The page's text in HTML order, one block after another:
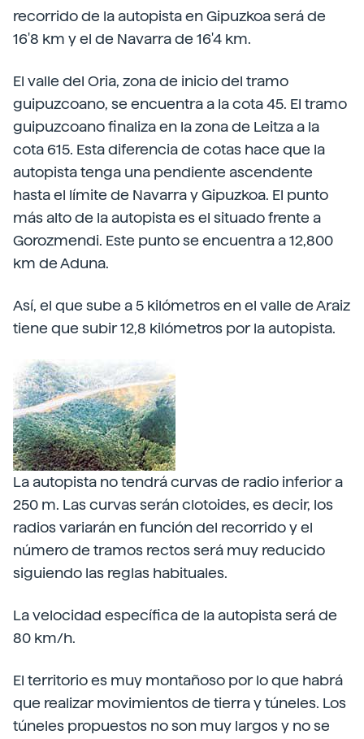
recorrido de la autopista en Gipuzkoa será de
16'8 km y el de Navarra de 16'4 km.
El valle del Oria, zona de inicio del tramo
guipuzcoano, se encuentra a la cota 45. El tramo
guipuzcoano finaliza en la zona de Leitza a la
cota 615. Esta diferencia de cotas hace que la
autopista tenga una pendiente ascendente
hasta el límite de Navarra y Gipuzkoa. El punto
más alto de la autopista es el situado frente a
Gorozmendi. Este punto se encuentra a 12,800
km de Aduna.
Así, el que sube a 5 kilómetros en el valle de Araiz
tiene que subir 12,8 kilómetros por la autopista.
La autopista no tendrá curvas de radio inferior a
250 m. Las curvas serán clotoides, es decir, los
radios variarán en función del recorrido y el
número de tramos rectos será muy reducido
siguiendo las reglas habituales.
La velocidad específica de la autopista será de
80 km/h.
El territorio es muy montañoso por lo que habrá
que realizar movimientos de tierra y túneles. Los
túneles propuestos no son muy largos y no se